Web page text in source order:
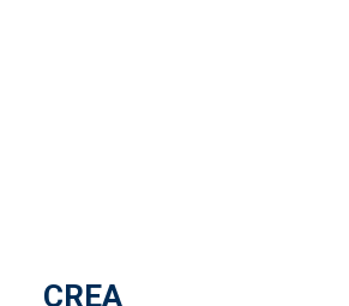
CREA